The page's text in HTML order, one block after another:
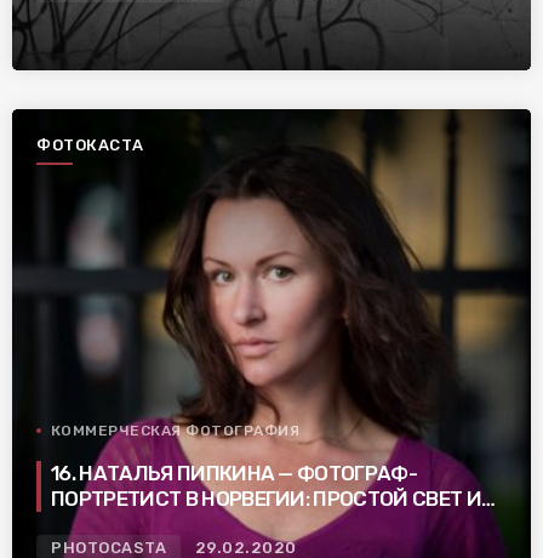
ФОТОКАСТА
КОММЕРЧЕСКАЯ ФОТОГРАФИЯ
16. НАТАЛЬЯ ПИПКИНА — ФОТОГРАФ-
ПОРТРЕТИСТ В НОРВЕГИИ: ПРОСТОЙ СВЕТ И
НЕ ПУСТЫЕ ФОТОГРАФИИ
PHOTOCASTA 29.02.2020